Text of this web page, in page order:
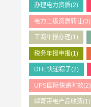
办理电力资质(2)
电力二级资质转让(3)
工商年报办理(1)
税务年报申报(1)
DHL快递粽子(2)
UPS国际快递时效(2)
邮寄带电产品收费(1)